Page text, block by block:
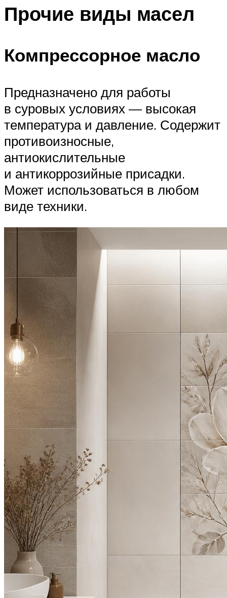
Прочие виды масел
Компрессорное масло
Предназначено для работы
в суровых условиях — высокая
температура и давление. Содержит
противоизносные,
антиокислительные
и антикоррозийные присадки.
Может использоваться в любом
виде техники.